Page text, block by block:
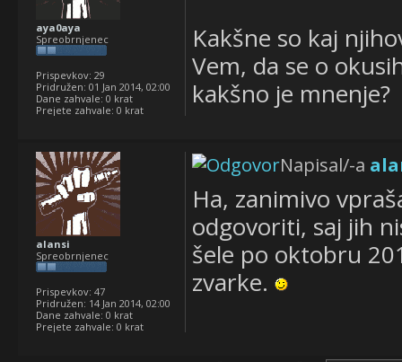
Kakšne so kaj
Vem, da se o
kakšno je mnenje?
aya0aya
Spreobrnjenec
Prispevkov: 29
Pridružen: 01 Jan 2014, 02:00
Dane zahvale: 0 krat
Prejete zahvale: 0 krat
Napisal/-a
Ha, zanimivo
odgovoriti, saj jih
šele po oktobru
zvarke.
alansi
Spreobrnjenec
Prispevkov: 47
Pridružen: 14 Jan 2014, 02:00
Dane zahvale: 0 krat
Prejete zahvale: 0 krat